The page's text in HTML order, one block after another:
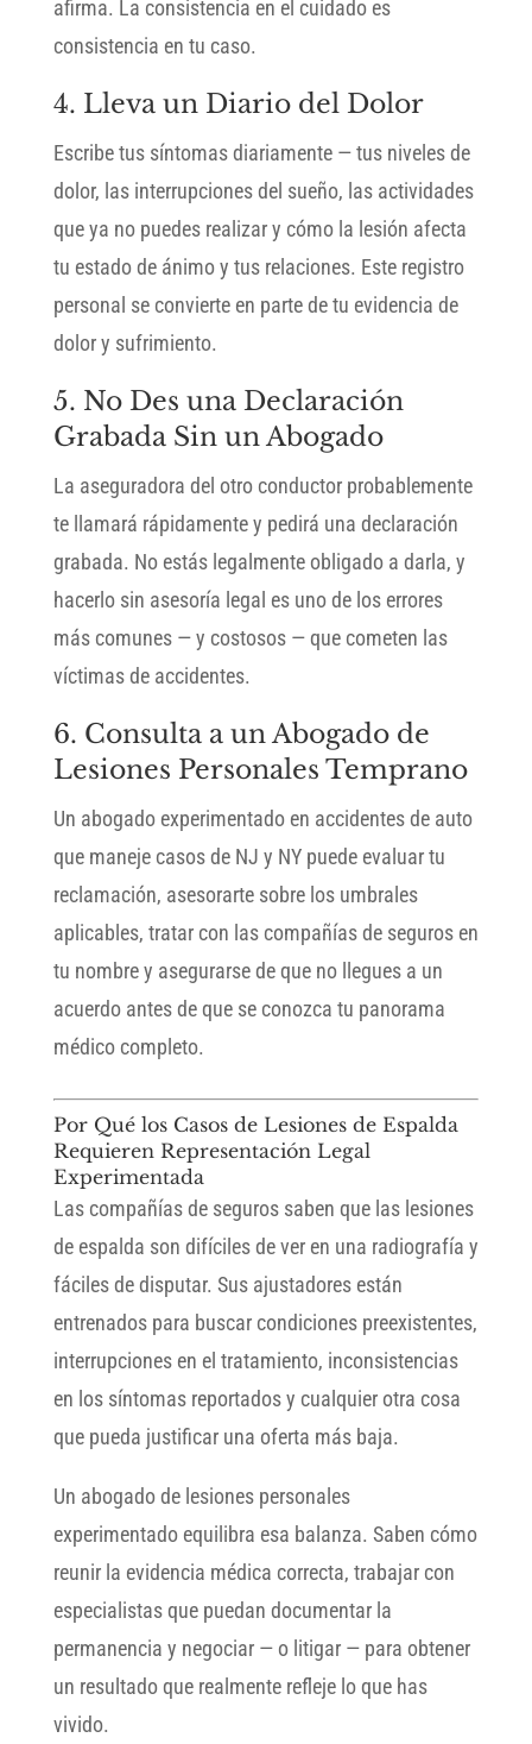
afirma. La consistencia en el cuidado es
consistencia en tu caso.
4. Lleva un Diario del Dolor
Escribe tus síntomas diariamente — tus niveles de
dolor, las interrupciones del sueño, las actividades
que ya no puedes realizar y cómo la lesión afecta
tu estado de ánimo y tus relaciones. Este registro
personal se convierte en parte de tu evidencia de
dolor y sufrimiento.
5. No Des una Declaración
Grabada Sin un Abogado
La aseguradora del otro conductor probablemente
te llamará rápidamente y pedirá una declaración
grabada. No estás legalmente obligado a darla, y
hacerlo sin asesoría legal es uno de los errores
más comunes — y costosos — que cometen las
víctimas de accidentes.
6. Consulta a un Abogado de
Lesiones Personales Temprano
Un abogado experimentado en accidentes de auto
que maneje casos de NJ y NY puede evaluar tu
reclamación, asesorarte sobre los umbrales
aplicables, tratar con las compañías de seguros en
tu nombre y asegurarse de que no llegues a un
acuerdo antes de que se conozca tu panorama
médico completo.
Por Qué los Casos de Lesiones de Espalda
Requieren Representación Legal
Experimentada
Las compañías de seguros saben que las lesiones
de espalda son difíciles de ver en una radiografía y
fáciles de disputar. Sus ajustadores están
entrenados para buscar condiciones preexistentes,
interrupciones en el tratamiento, inconsistencias
en los síntomas reportados y cualquier otra cosa
que pueda justificar una oferta más baja.
Un abogado de lesiones personales
experimentado equilibra esa balanza. Saben cómo
reunir la evidencia médica correcta, trabajar con
especialistas que puedan documentar la
permanencia y negociar — o litigar — para obtener
un resultado que realmente refleje lo que has
vivido.